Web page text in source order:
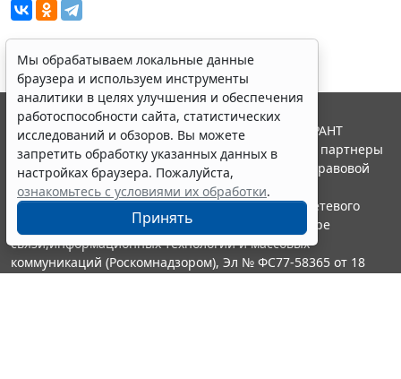
Мы обрабатываем локальные данные
браузера и используем инструменты
аналитики в целях улучшения и обеспечения
работоспособности сайта, статистических
исследований и обзоров. Вы можете
запретить обработку указанных данных в
настройках браузера. Пожалуйста,
ознакомьтесь с условиями их обработки.
Принять
© ООО "НПП "ГАРАНТ-СЕРВИС", 2026. Система ГАРАНТ
выпускается с 1990 года. Компания "Гарант" и ее партнеры
являются участниками Российской ассоциации правовой
информации ГАРАНТ.
Портал ГАРАНТ.РУ зарегистрирован в качестве сетевого
издания Федеральной службой по надзору в сфере
связи,информационных технологий и массовых
коммуникаций (Роскомнадзором), Эл № ФС77-58365 от 18